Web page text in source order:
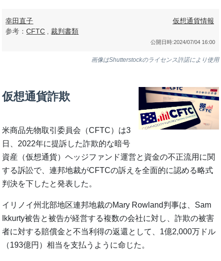
幸田直子
参考：CFTC ,裁判書類
仮想通貨情報
公開日時:2024/07/04 16:00
画像はShutterstockのライセンス許諾により使用
仮想通貨詐欺
米商品先物取引委員会（CFTC）は3
日、2022年に提訴した詐欺的な暗号
資産（仮想通貨）ヘッジファンド運営と資金の不正流用に関
する訴訟で、連邦地裁がCFTCの訴えを全面的に認める略式
判決を下したと発表した。
イリノイ州北部地区連邦地裁のMary Rowland判事は、Sam
Ikkurty被告と被告が経営する複数の会社に対し、詐欺の被害
者に対する賠償金と不当利得の返還として、1億2,000万ドル
（193億円）相当を支払うように命じた。